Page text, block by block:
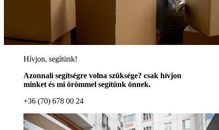
Hívjon, segítünk!
Azonnali segítségre volna szüksége? csak hívjon
minket és mi örömmel segítünk önnek.
+36 (70) 678 00 24